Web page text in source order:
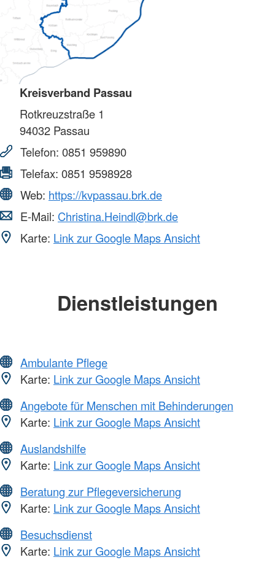
Kreisverband Passau
Rotkreuzstraße 1
94032 Passau
Telefon: 0851 959890
Telefax: 0851 9598928
Web: https://kvpassau.brk.de
E-Mail: Christina.Heindl@brk.de
Karte: Link zur Google Maps Ansicht
Dienstleistungen
Ambulante Pflege
Karte: Link zur Google Maps Ansicht
Angebote für Menschen mit Behinderungen
Karte: Link zur Google Maps Ansicht
Auslandshilfe
Karte: Link zur Google Maps Ansicht
Beratung zur Pflegeversicherung
Karte: Link zur Google Maps Ansicht
Besuchsdienst
Karte: Link zur Google Maps Ansicht